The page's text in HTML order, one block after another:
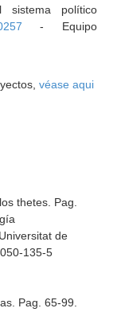
sistema político
- Equipo
véase aqui
thetes. Pag.
de
135-5
Pag. 65-99.